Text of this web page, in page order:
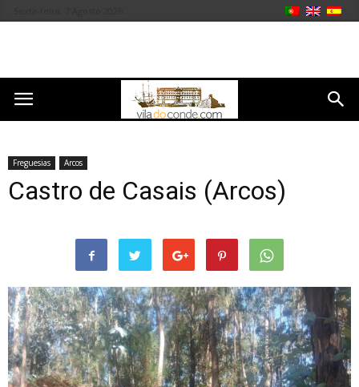
Freguesias Arcos
Castro de Casais (Arcos)